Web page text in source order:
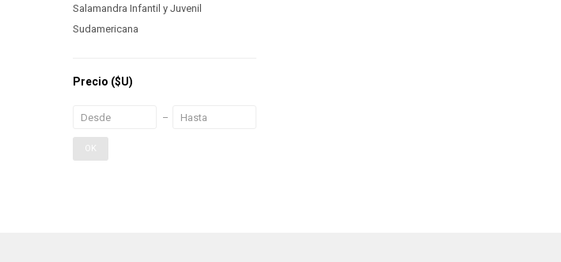
Salamandra Infantil y Juvenil
Sudamericana
Precio ($U)
OK